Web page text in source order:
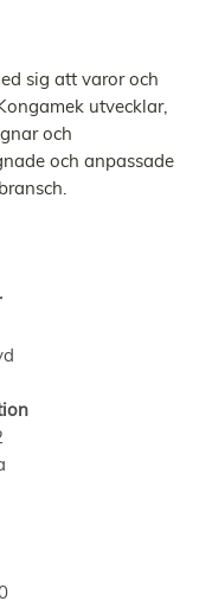
sig att varor och
utvecklar,
och
och anpassade